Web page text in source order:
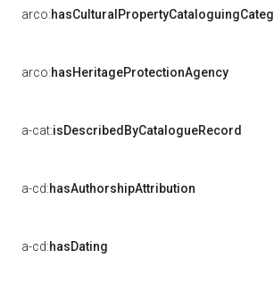
arco:
arco:hasHeritageProtectionAgency
a-cat:isDescribedByCatalogueRecord
a-cd:hasAuthorshipAttribution
a-cd:hasDating